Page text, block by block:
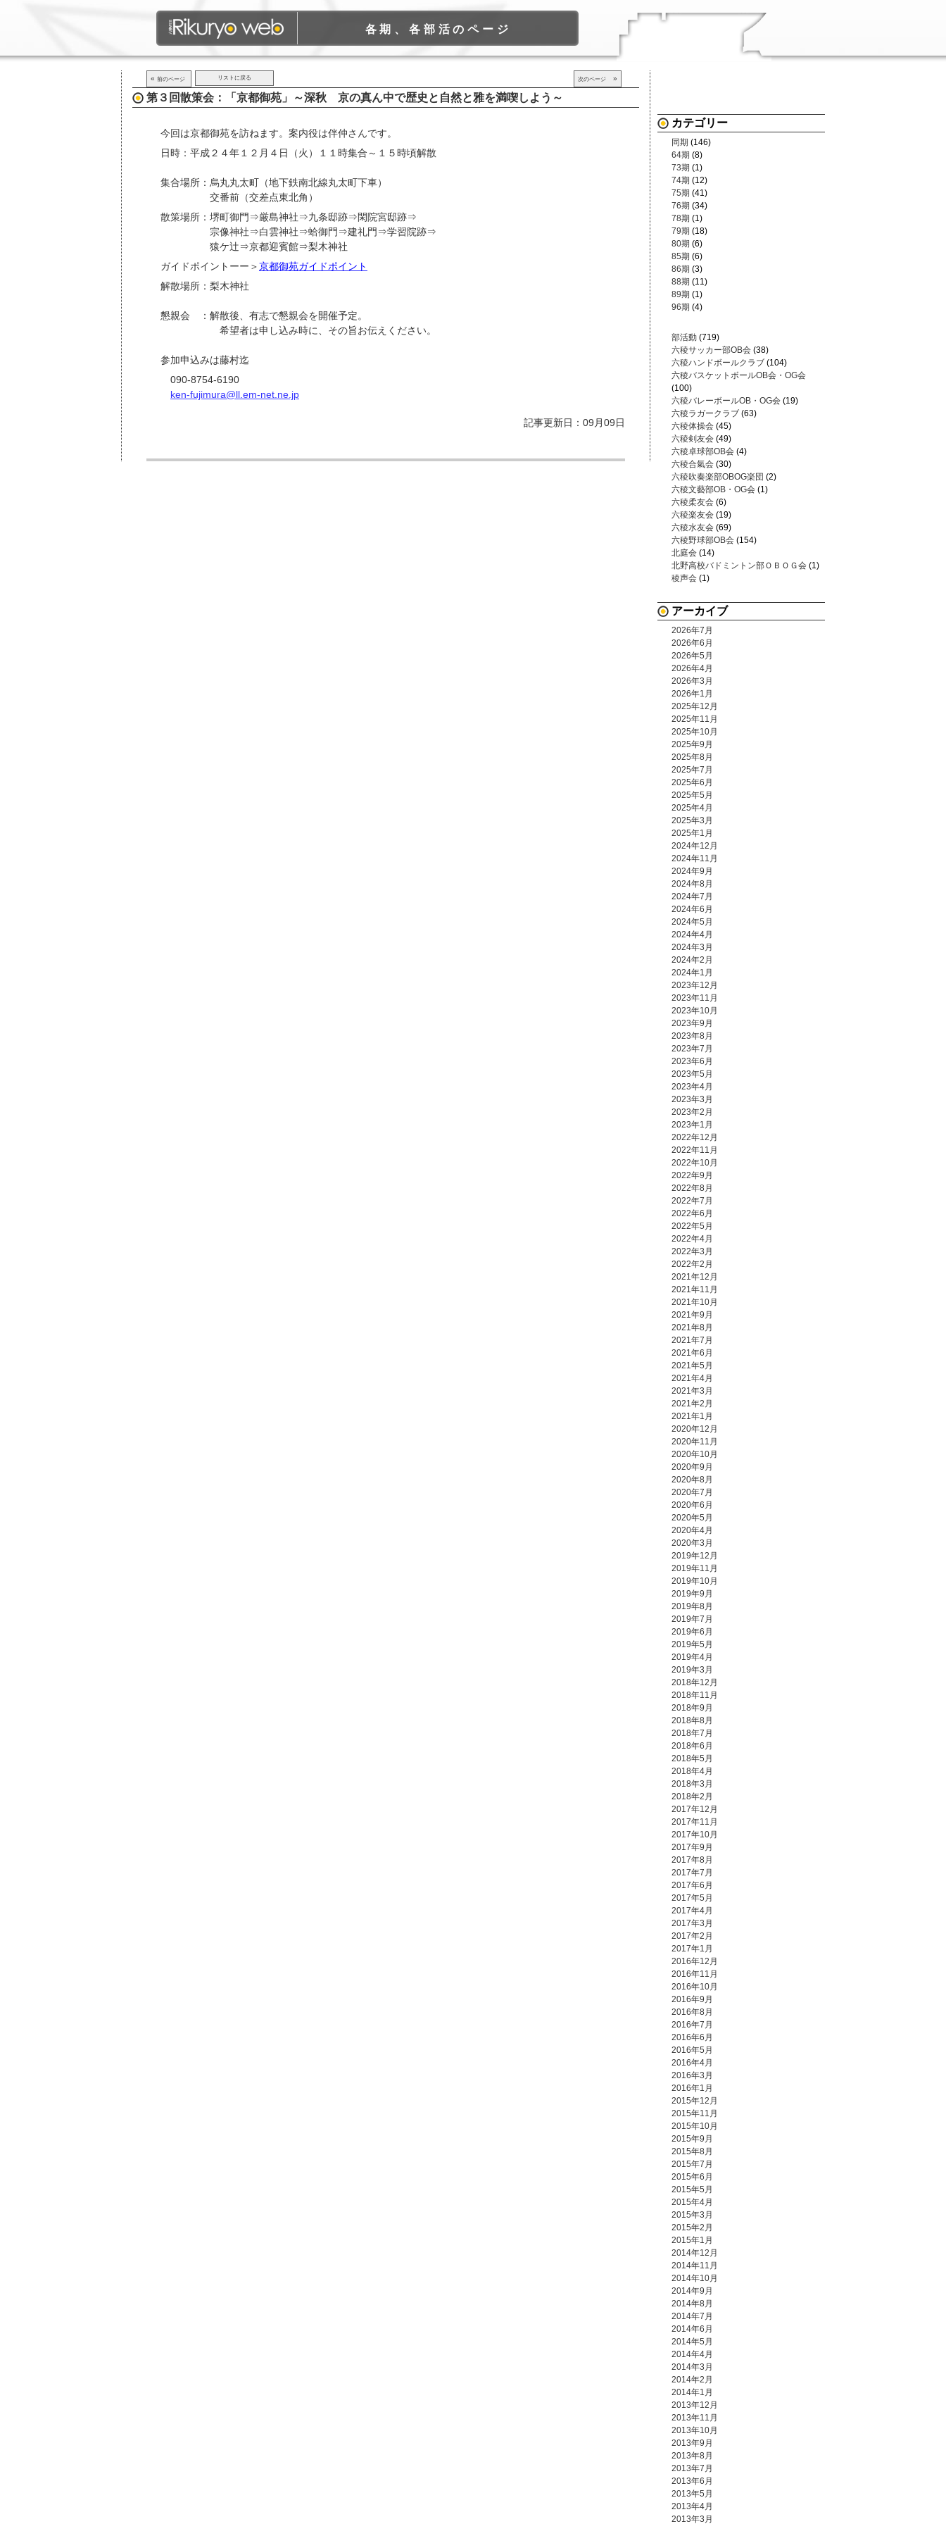
各期、各部活のページ
« 前のページ リストに戻る 次のページ »
第３回散策会：「京都御苑」～深秋 京の真ん中で歴史と自然と雅を満喫しよう～
今回は京都御苑を訪ねます。案内役は伴仲さんです。
日時：平成２４年１２月４日（火）１１時集合～１５時頃解散
集合場所：烏丸丸太町（地下鉄南北線丸太町下車）
交番前（交差点東北角）
散策場所：堺町御門⇒厳島神社⇒九条邸跡⇒閑院宮邸跡⇒
宗像神社⇒白雲神社⇒蛤御門⇒建礼門⇒学習院跡⇒
猿ケ辻⇒京都迎賓館⇒梨木神社
ガイドポイントーー＞京都御苑ガイドポイント
解散場所：梨木神社
懇親会 ：解散後、有志で懇親会を開催予定。
希望者は申し込み時に、その旨お伝えください。
参加申込みは藤村迄
090-8754-6190
ken-fujimura@ll.em-net.ne.jp
記事更新日：09月09日
カテゴリー
同期 (146)
64期 (8)
73期 (1)
74期 (12)
75期 (41)
76期 (34)
78期 (1)
79期 (18)
80期 (6)
85期 (6)
86期 (3)
88期 (11)
89期 (1)
96期 (4)
部活動 (719)
六稜サッカー部OB会 (38)
六稜ハンドボールクラブ (104)
六稜バスケットボールOB会・OG会
(100)
六稜バレーボールOB・OG会 (19)
六稜ラガークラブ (63)
六稜体操会 (45)
六稜剣友会 (49)
六稜卓球部OB会 (4)
六稜合氣会 (30)
六稜吹奏楽部OBOG楽団 (2)
六稜文藝部OB・OG会 (1)
六稜柔友会 (6)
六稜楽友会 (19)
六稜水友会 (69)
六稜野球部OB会 (154)
北庭会 (14)
北野高校バドミントン部ＯＢＯＧ会 (1)
稜声会 (1)
アーカイブ
2026年7月
2026年6月
2026年5月
2026年4月
2026年3月
2026年1月
2025年12月
2025年11月
2025年10月
2025年9月
2025年8月
2025年7月
2025年6月
2025年5月
2025年4月
2025年3月
2025年1月
2024年12月
2024年11月
2024年9月
2024年8月
2024年7月
2024年6月
2024年5月
2024年4月
2024年3月
2024年2月
2024年1月
2023年12月
2023年11月
2023年10月
2023年9月
2023年8月
2023年7月
2023年6月
2023年5月
2023年4月
2023年3月
2023年2月
2023年1月
2022年12月
2022年11月
2022年10月
2022年9月
2022年8月
2022年7月
2022年6月
2022年5月
2022年4月
2022年3月
2022年2月
2021年12月
2021年11月
2021年10月
2021年9月
2021年8月
2021年7月
2021年6月
2021年5月
2021年4月
2021年3月
2021年2月
2021年1月
2020年12月
2020年11月
2020年10月
2020年9月
2020年8月
2020年7月
2020年6月
2020年5月
2020年4月
2020年3月
2019年12月
2019年11月
2019年10月
2019年9月
2019年8月
2019年7月
2019年6月
2019年5月
2019年4月
2019年3月
2018年12月
2018年11月
2018年9月
2018年8月
2018年7月
2018年6月
2018年5月
2018年4月
2018年3月
2018年2月
2017年12月
2017年11月
2017年10月
2017年9月
2017年8月
2017年7月
2017年6月
2017年5月
2017年4月
2017年3月
2017年2月
2017年1月
2016年12月
2016年11月
2016年10月
2016年9月
2016年8月
2016年7月
2016年6月
2016年5月
2016年4月
2016年3月
2016年1月
2015年12月
2015年11月
2015年10月
2015年9月
2015年8月
2015年7月
2015年6月
2015年5月
2015年4月
2015年3月
2015年2月
2015年1月
2014年12月
2014年11月
2014年10月
2014年9月
2014年8月
2014年7月
2014年6月
2014年5月
2014年4月
2014年3月
2014年2月
2014年1月
2013年12月
2013年11月
2013年10月
2013年9月
2013年8月
2013年7月
2013年6月
2013年5月
2013年4月
2013年3月